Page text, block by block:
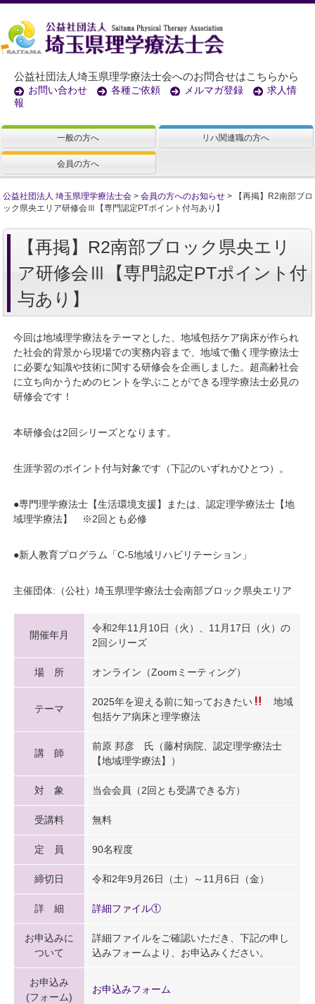
公益社団法人埼玉県理学療法士会へのお問合せはこちらから
お問い合わせ 各種ご依頼 メルマガ登録
求人情
報
一般の方へ リハ関連職の方へ
会員の方へ
公益社団法人 埼玉県理学療法士会 >会員の方へのお知らせ >
【再掲】R2南部ブロ
ック県央エリア研修会Ⅲ【専門認定PTポイント付与あり】
【再掲】R2南部ブロック県央エリ
ア研修会Ⅲ【専門認定PTポイント付
与あり】
今回は地域理学療法をテーマとした、地域包括ケア病床が作られ
た社会的背景から現場での実務内容まで、地域で働く理学療法士
に必要な知識や技術に関する研修会を企画しました。超高齢社会
に立ち向かうためのヒントを学ぶことができる理学療法士必見の
研修会です！
本研修会は2回シリーズとなります。
生涯学習のポイント付与対象です（下記のいずれかひとつ）。
●専門理学療法士【生活環境支援】または、認定理学療法士【地
域理学療法】 ※2回とも必修
●新人教育プログラム「C-5地域リハビリテーション」
主催団体:（公社）埼玉県理学療法士会南部ブロック県央エリア
開催年月
令和2年11月10日（火）、11月17日（火）の
2回シリーズ
場 所 オンライン（Zoomミーティング）
テーマ
2025年を迎える前に知っておきたい
地域
包括ケア病床と理学療法
講 師
前原 邦彦 氏（藤村病院、認定理学療法士
【地域理学療法】）
対 象 当会会員（2回とも受講できる方）
受講料 無料
定 員 90名程度
締切日 令和2年9月26日（土）～11月6日（金）
詳 細 詳細ファイル①
お申込みに
ついて
詳細ファイルをご確認いただき、下記の申し
込みフォームより、お申込みください。
お申込み
(フォーム)
お申込みフォーム